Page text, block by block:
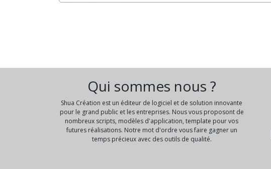
Qui sommes nous ?
Shua Création est un éditeur de logiciel et de solution innovante
pour le grand public et les entreprises. Nous vous proposont de
nombreux scripts, modèles d'application, template pour vos
futures réalisations. Notre mot d'ordre vous faire gagner un
temps précieux avec des outils de qualité.